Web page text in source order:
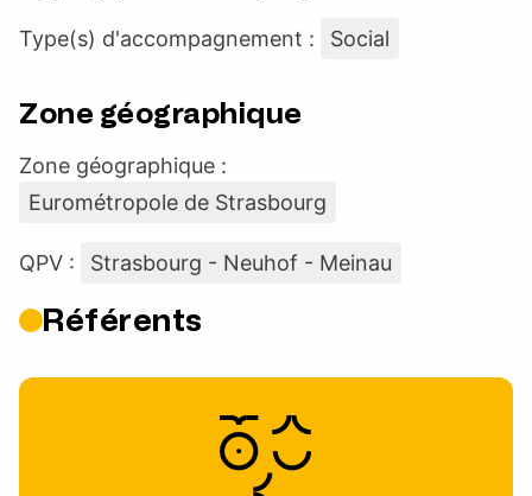
Type(s) d'accompagnement : Social
Zone géographique
Zone géographique :
Eurométropole de Strasbourg
QPV : Strasbourg - Neuhof - Meinau
Référents